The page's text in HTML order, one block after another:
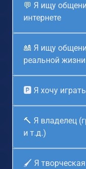
💬 Я ищу
интернете
🎎 Я ищу
реальной жизни
🅿 Я хочу
🔨 Я владелец
и т.д.)
🖌️ Я